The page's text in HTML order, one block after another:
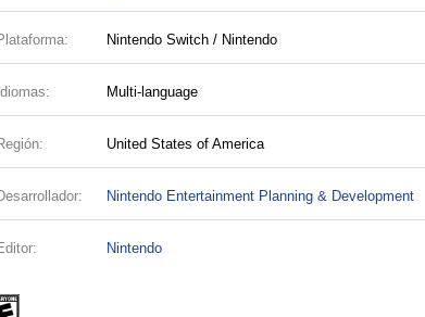
Nintendo Switch / Nintendo
Idiomas: Multi-language
United States of America
Nintendo Entertainment Planning & Development
Nintendo